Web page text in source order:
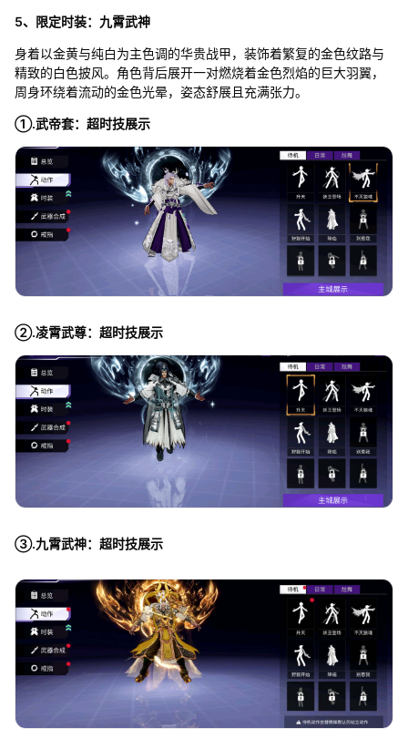
5、限定时装：九霄武神
身着以金黄与纯白为主色调的华贵战甲，装饰着繁复的金色纹路与
精致的白色披风。角色背后展开一对燃烧着金色烈焰的巨大羽翼，
周身环绕着流动的金色光晕，姿态舒展且充满张力。
①.武帝套：超时技展示
②.凌霄武尊：超时技展示
③.九霄武神：超时技展示